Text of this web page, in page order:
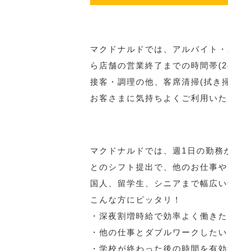
マクドナルドでは、アルバイト
ら店舗の営業終了までの時間帯
接客・調理の他、客席清掃(拭き
お客さまに気持ちよくご利用い
マクドナルドでは、週1日の勤
とのシフト提出で、他のお仕事
国人、留学生、シニアまで幅広
こんな方にピッタリ！
・深夜割増時給で効率よく働き
・他の仕事とダブルワークしたい
・学校が終わった後の時間を有